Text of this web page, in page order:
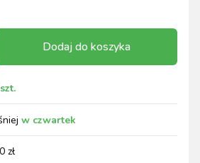
Dodaj do koszyka
szt.
w czwartek
zł